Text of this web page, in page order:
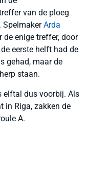
van de ploeg
SpelmakerArda
de enige treffer, door
eerste helft had de
gehad, maar de
staan.
elftal dus voorbij. Als
in Riga, zakken de
A.